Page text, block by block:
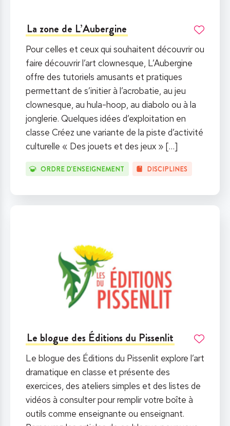
La zone de L’Aubergine
Pour celles et ceux qui souhaitent découvrir ou
faire découvrir l’art clownesque, L’Aubergine
offre des tutoriels amusants et pratiques
permettant de s’initier à l’acrobatie, au jeu
clownesque, au hula-hoop, au diabolo ou à la
jonglerie. Quelques idées d’exploitation en
classe Créez une variante de la piste d’activité
culturelle « Des jouets et des jeux » […]
ORDRE D'ENSEIGNEMENT DISCIPLINES
Le blogue des Éditions du Pissenlit
Le blogue des Éditions du Pissenlit explore l’art
dramatique en classe et présente des
exercices, des ateliers simples et des listes de
vidéos à consulter pour remplir votre boîte à
outils comme enseignante ou enseignant.